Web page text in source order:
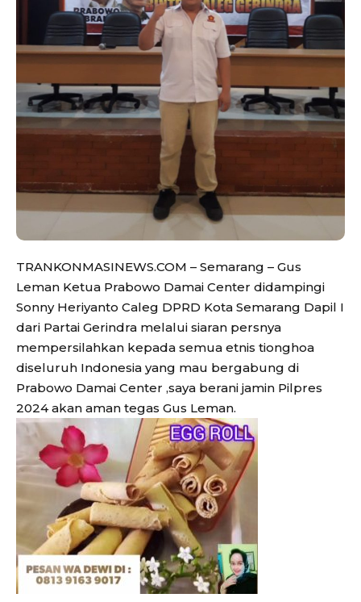
TRANKONMASINEWS.COM – Semarang – Gus
Leman Ketua Prabowo Damai Center didampingi
Sonny Heriyanto Caleg DPRD Kota Semarang Dapil I
dari Partai Gerindra melalui siaran persnya
mempersilahkan kepada semua etnis tionghoa
diseluruh Indonesia yang mau bergabung di
Prabowo Damai Center ,saya berani jamin Pilpres
2024 akan aman tegas Gus Leman.